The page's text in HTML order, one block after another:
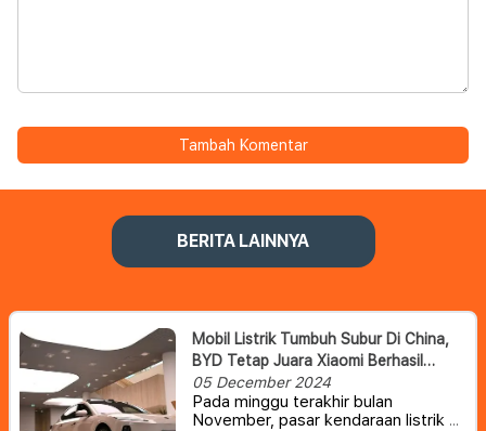
Tambah Komentar
BERITA LAINNYA
Mobil Listrik Tumbuh Subur Di China,
BYD Tetap Juara Xiaomi Berhasil
Masuk 10 Besar
05 December 2024
Pada minggu terakhir bulan
November, pasar kendaraan listrik di